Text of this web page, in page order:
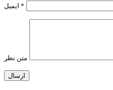
*
متن نظر